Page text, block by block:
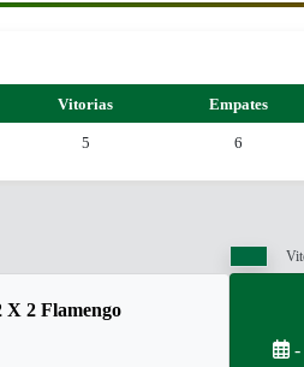
Vitorias Empates
5 6
X 2 Flamengo
-